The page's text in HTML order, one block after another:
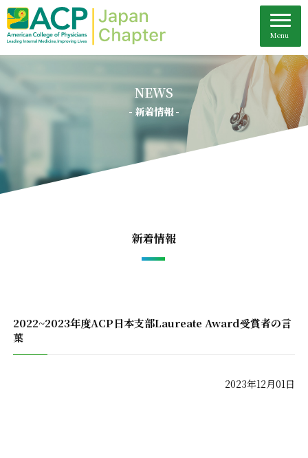
NEWS
- 新着情報 -
新着情報
2022~2023年度ACP日本支部Laureate Award受賞者の言
葉
2023年12月01日